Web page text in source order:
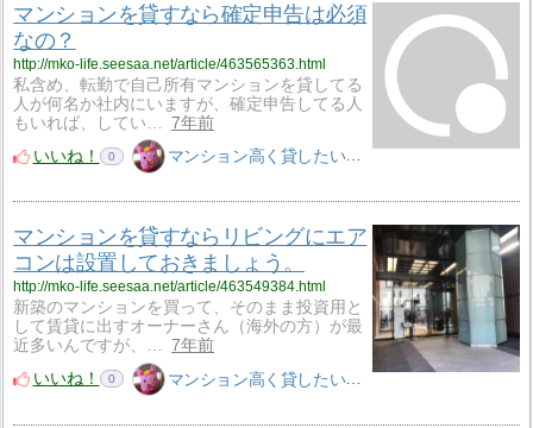
マンションを貸すなら確定申告は必須
なの？
http://mko-life.seesaa.net/article/463565363.html
私含め、転勤で自己所有マンションを貸してる
人が何名か社内にいますが、確定申告してる人
もいれば、してい…
7年前
いいね！
0 マンション高く貸したいM子
マンションを貸すならリビングにエア
コンは設置しておきましょう。
http://mko-life.seesaa.net/article/463549384.html
新築のマンションを買って、そのまま投資用と
して賃貸に出すオーナーさん（海外の方）が最
近多いんですが、…
7年前
いいね！
0 マンション高く貸したいM子